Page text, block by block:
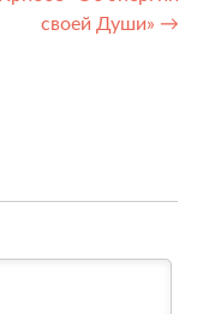
своей Души» →